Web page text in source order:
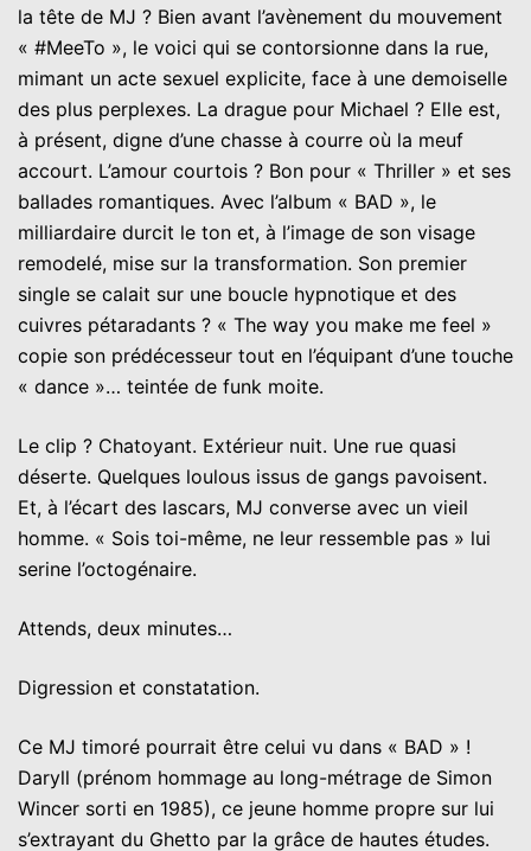
la tête de MJ ? Bien avant l’avènement du mouvement
« #MeeTo », le voici qui se contorsionne dans la rue,
mimant un acte sexuel explicite, face à une demoiselle
des plus perplexes. La drague pour Michael ? Elle est,
à présent, digne d’une chasse à courre où la meuf
accourt. L’amour courtois ? Bon pour « Thriller » et ses
ballades romantiques. Avec l’album « BAD », le
milliardaire durcit le ton et, à l’image de son visage
remodelé, mise sur la transformation. Son premier
single se calait sur une boucle hypnotique et des
cuivres pétaradants ? « The way you make me feel »
copie son prédécesseur tout en l’équipant d’une touche
« dance »… teintée de funk moite.
Le clip ? Chatoyant. Extérieur nuit. Une rue quasi
déserte. Quelques loulous issus de gangs pavoisent.
Et, à l’écart des lascars, MJ converse avec un vieil
homme. « Sois toi-même, ne leur ressemble pas » lui
serine l’octogénaire.
Attends, deux minutes…
Digression et constatation.
Ce MJ timoré pourrait être celui vu dans « BAD » !
Daryll (prénom hommage au long-métrage de Simon
Wincer sorti en 1985), ce jeune homme propre sur lui
s’extrayant du Ghetto par la grâce de hautes études.